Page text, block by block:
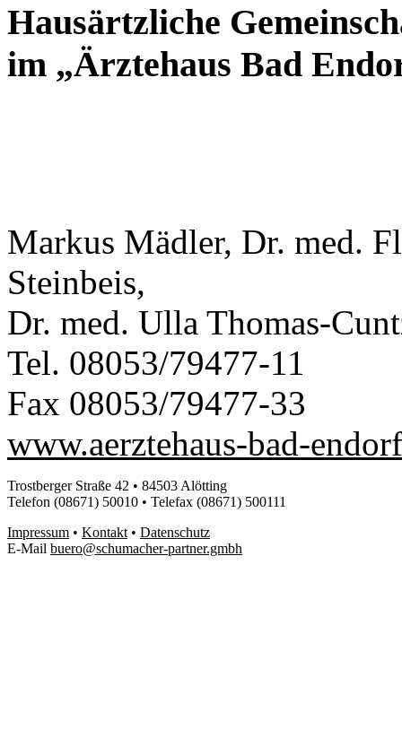
Hausärtzliche
im „Ärztehaus Bad
Markus Mädler, Dr. med.
Steinbeis,
Dr. med. Ulla Thomas-
Tel. 08053/79477-11
Fax 08053/79477-33
www.aerztehaus-bad-
Trostberger Straße 42 • 84503 Alötting
Telefon (08671) 50010 • Telefax (08671) 500111
Impressum • Kontakt• Datenschutz
E-Mail buero@schumacher-partner.gmbh